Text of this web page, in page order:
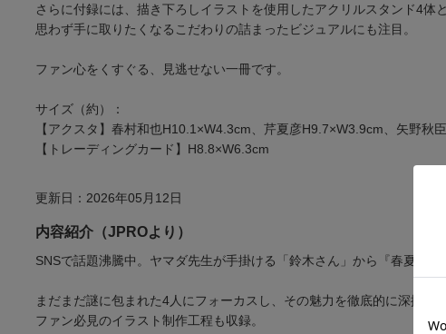
さらに付録には、描き下ろしイラストを使用したアクリルスタンド4体
思わず手に取りたくなるこだわりの詰まったビジュアルにも注目。
ファン心をくすぐる、見逃せない一冊です。
サイズ（約）：
【アクスタ】春村和也H10.1×W4.3cm、芹夏彦H9.7×W3.9cm、矢野秋
【トレーディングカード】H8.8×W6.3cm
更新日：2026年05月12日
内容紹介（JPROより）
SNSで話題沸騰中。ヤマダ先生が手掛ける「鈴木さん」から『春夏秋冬
まだまだ謎に包まれた4人にフォーカスし、その魅力を徹底的に深掘
ファン必見のイラスト制作工程も収録。